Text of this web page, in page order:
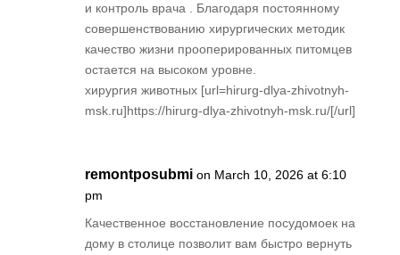
и контроль врача . Благодаря постоянному
совершенствованию хирургических методик
качество жизни прооперированных питомцев
остается на высоком уровне.
хирургия животных [url=hirurg-dlya-zhivotnyh-
msk.ru]https://hirurg-dlya-zhivotnyh-msk.ru/[/url]
remontposubmi on March 10, 2026 at 6:10
pm
Качественное восстановление посудомоек на
дому в столице позволит вам быстро вернуть